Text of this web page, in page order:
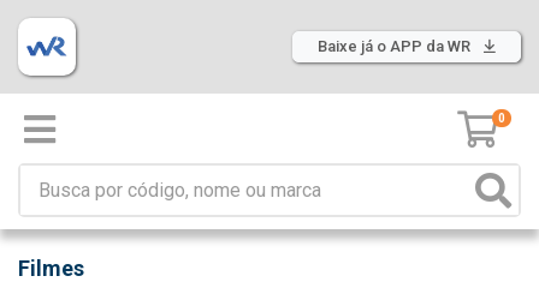
Baixe já o APP da WR
0
Filmes